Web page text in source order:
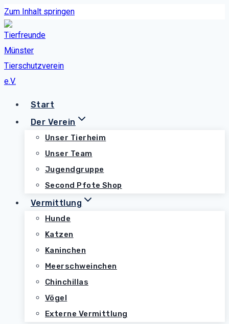
Zum Inhalt springen
Start
Der Verein
Unser Tierheim
Unser Team
Jugendgruppe
Second Pfote Shop
Vermittlung
Hunde
Katzen
Kaninchen
Meerschweinchen
Chinchillas
Vögel
Externe Vermittlung